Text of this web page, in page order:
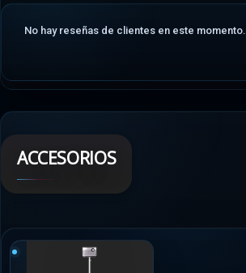
No hay reseñas de clientes en este momento.
ACCESORIOS